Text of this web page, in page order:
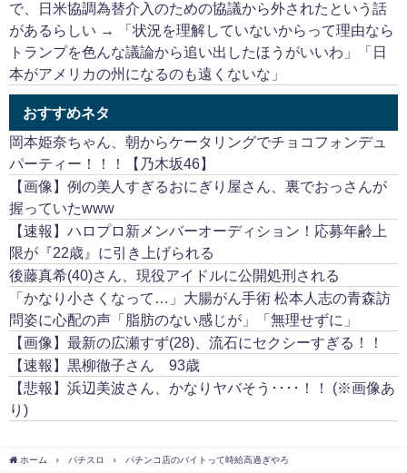
で、日米協調為替介入のための協議から外されたという話
があるらしい → 「状況を理解していないからって理由なら
トランプを色んな議論から追い出したほうがいいわ」「日
本がアメリカの州になるのも遠くないな」
おすすめネタ
岡本姫奈ちゃん、朝からケータリングでチョコフォンデュ
パーティー！！！【乃木坂46】
【画像】例の美人すぎるおにぎり屋さん、裏でおっさんが
握っていたwww
【速報】ハロプロ新メンバーオーディション！応募年齢上
限が『22歳』に引き上げられる
後藤真希(40)さん、現役アイドルに公開処刑される
「かなり小さくなって…」大腸がん手術 松本人志の青森訪
問姿に心配の声「脂肪のない感じが」「無理せずに」
【画像】最新の広瀬すず(28)、流石にセクシーすぎる！！
【速報】黒柳徹子さん 93歳
【悲報】浜辺美波さん、かなりヤバそう････！！ (※画像あ
り)
ホーム パチスロ パチンコ店のバイトって時給高過ぎやろ